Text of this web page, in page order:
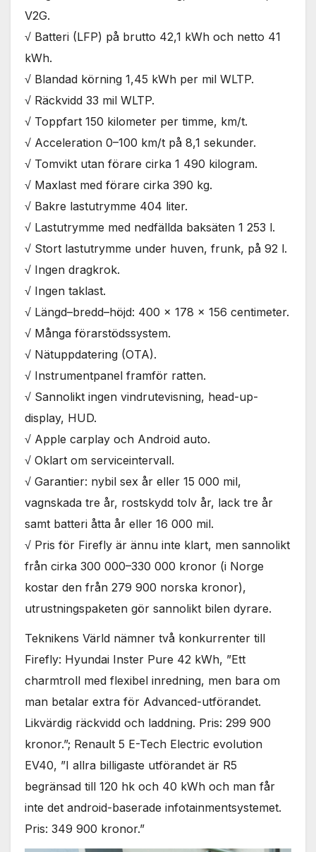
V2G.
√ Batteri (LFP) på brutto 42,1 kWh och netto 41
kWh.
√ Blandad körning 1,45 kWh per mil WLTP.
√ Räckvidd 33 mil WLTP.
√ Toppfart 150 kilometer per timme, km/t.
√ Acceleration 0–100 km/t på 8,1 sekunder.
√ Tomvikt utan förare cirka 1 490 kilogram.
√ Maxlast med förare cirka 390 kg.
√ Bakre lastutrymme 404 liter.
√ Lastutrymme med nedfällda baksäten 1 253 l.
√ Stort lastutrymme under huven, frunk, på 92 l.
√ Ingen dragkrok.
√ Ingen taklast.
√ Längd–bredd–höjd: 400 x 178 x 156 centimeter.
√ Många förarstödssystem.
√ Nätuppdatering (OTA).
√ Instrumentpanel framför ratten.
√ Sannolikt ingen vindrutevisning, head-up-
display, HUD.
√ Apple carplay och Android auto.
√ Oklart om serviceintervall.
√ Garantier: nybil sex år eller 15 000 mil,
vagnskada tre år, rostskydd tolv år, lack tre år
samt batteri åtta år eller 16 000 mil.
√ Pris för Firefly är ännu inte klart, men sannolikt
från cirka 300 000–330 000 kronor (i Norge
kostar den från 279 900 norska kronor),
utrustningspaketen gör sannolikt bilen dyrare.
Teknikens Värld nämner två konkurrenter till
Firefly: Hyundai Inster Pure 42 kWh, ”Ett
charmtroll med flexibel inredning, men bara om
man betalar extra för Advanced-utförandet.
Likvärdig räckvidd och laddning. Pris: 299 900
kronor.”; Renault 5 E-Tech Electric evolution
EV40, ”I allra billigaste utförandet är R5
begränsad till 120 hk och 40 kWh och man får
inte det android-baserade infotainmentsystemet.
Pris: 349 900 kronor.”
med dig av dina
surfar ökar du
chansen att få se
anpassat innehåll
och erbjudanden.